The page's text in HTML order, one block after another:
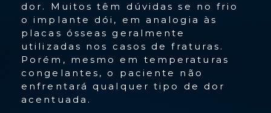
dor. Muitos têm dúvidas se no frio
o implante dói, em analogia às
placas ósseas geralmente
utilizadas nos casos de fraturas.
Porém, mesmo em temperaturas
congelantes, o paciente não
enfrentará qualquer tipo de dor
acentuada.